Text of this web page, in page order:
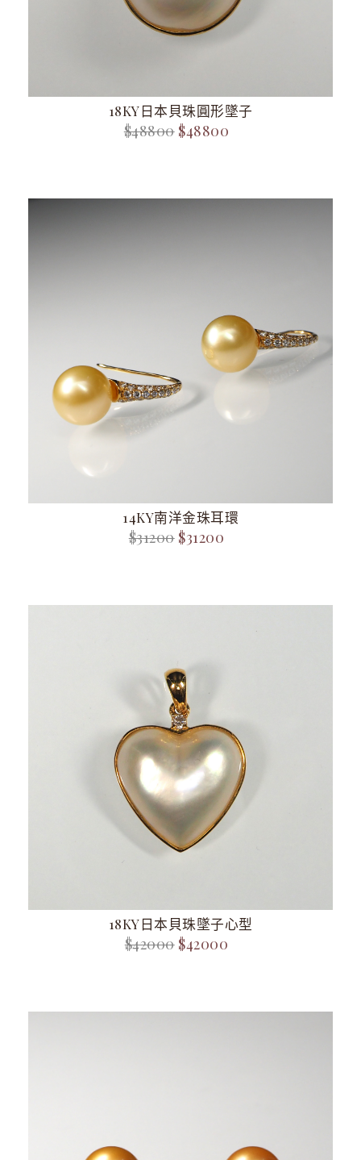
18KY日本貝珠圓形墜子
$48800 $48800
14KY南洋金珠耳環
$31200 $31200
18KY日本貝珠墜子心型
$42000 $42000